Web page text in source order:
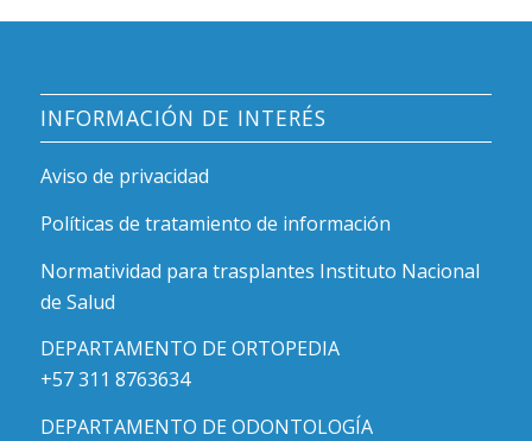
INFORMACIÓN DE INTERÉS
Aviso de privacidad
Políticas de tratamiento de información
Normatividad para trasplantes Instituto Nacional
de Salud
DEPARTAMENTO DE ORTOPEDIA
+57 311 8763634
DEPARTAMENTO DE ODONTOLOGÍA